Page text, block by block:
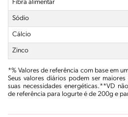
Fibra alimentar
Sódio
Cálcio
Zinco
*% Valores de referência com base em
Seus valores diários podem ser
suas necessidades energéticas.**VD
de referência para Iogurte é de 200g e